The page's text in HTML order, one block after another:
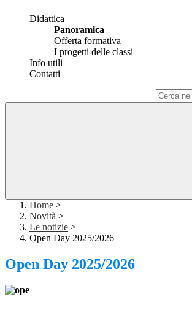
Didattica
Panoramica
Offerta formativa
I progetti delle classi
Info utili
Contatti
Home >
Novità >
Le notizie >
Open Day 2025/2026
Open Day 2025/2026